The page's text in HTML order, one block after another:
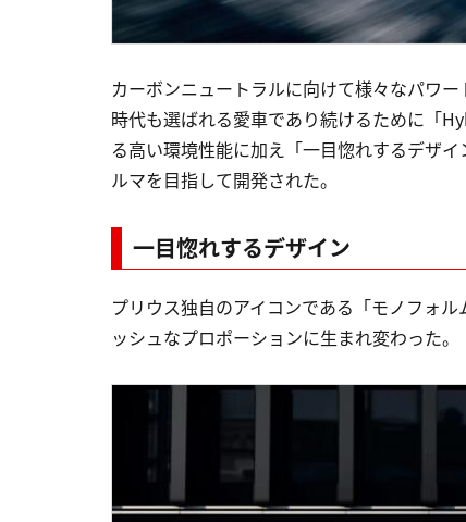
カーボンニュートラルに向けて様々なパワ
時代も選ばれる愛車であり続けるために「
る高い環境性能に加え「一目惚れするデザ
ルマを目指して開発された。
一目惚れするデザイン
プリウス独自のアイコンである「モノフォ
ッシュなプロポーションに生まれ変わった。